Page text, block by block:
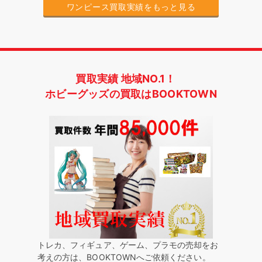
ワンピース買取実績をもっと見る
買取実績 地域NO.1！
ホビーグッズの買取はBOOKTOWN
トレカ、フィギュア、ゲーム、プラモの売却をお
考えの方は、BOOKTOWNへご依頼ください。